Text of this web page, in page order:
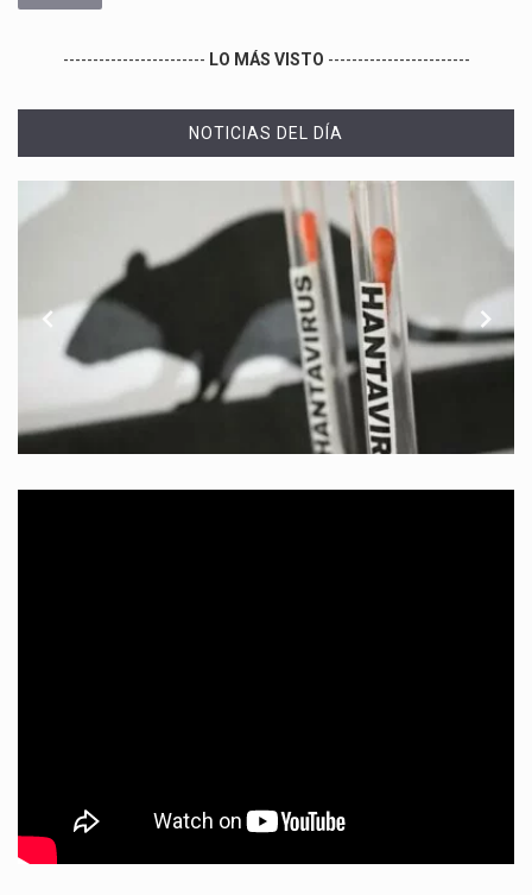
------------------------ LO MÁS VISTO ------------------------
NOTICIAS DEL DÍA